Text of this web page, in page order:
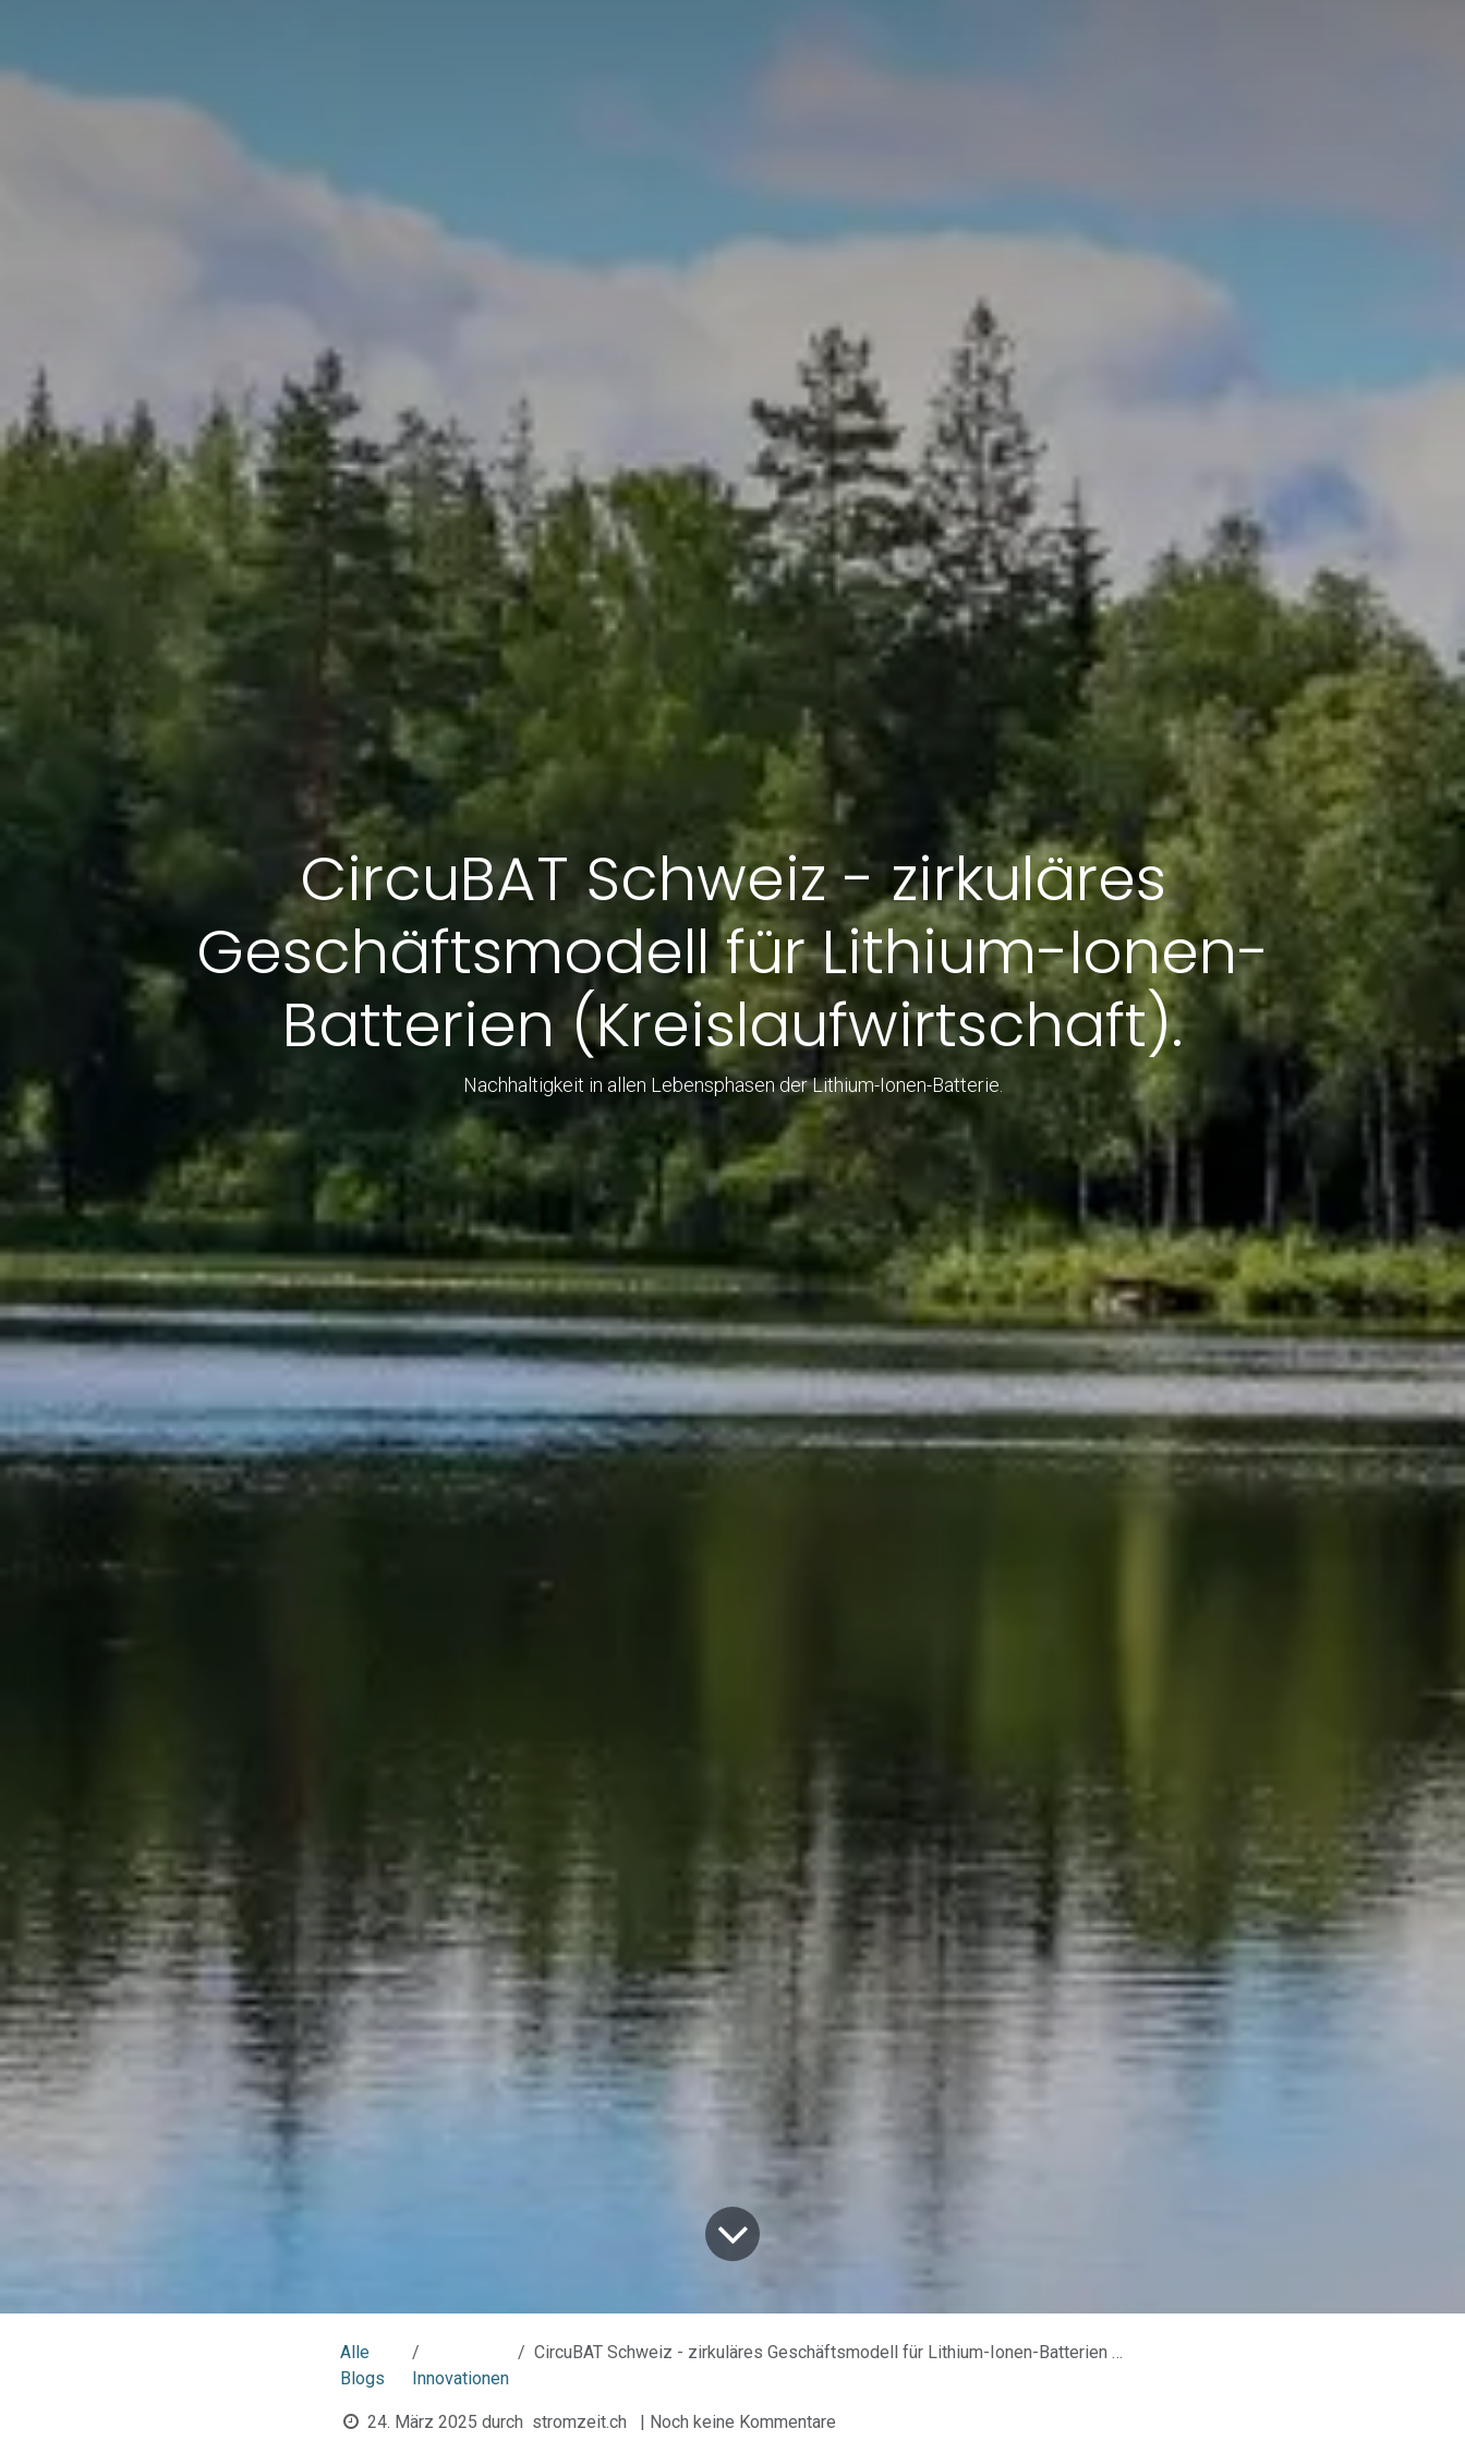
CircuBAT Schweiz - zirkuläres
Geschäftsmodell für Lithium-Ionen-
Batterien (Kreislaufwirtschaft).
Nachhaltigkeit in allen Lebensphasen der Lithium-Ionen-Batterie.
Alle
Blogs
Innovationen
CircuBAT Schweiz - zirkuläres Geschäftsmodell für Lithium-Ionen-Batterien (Kreislaufwirtschaft).
24. März 2025 durch stromzeit.ch | Noch keine Kommentare